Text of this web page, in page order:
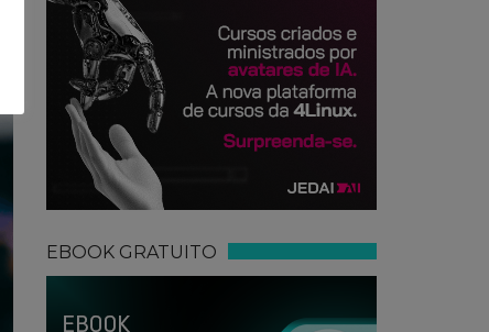
EBOOK GRATUITO